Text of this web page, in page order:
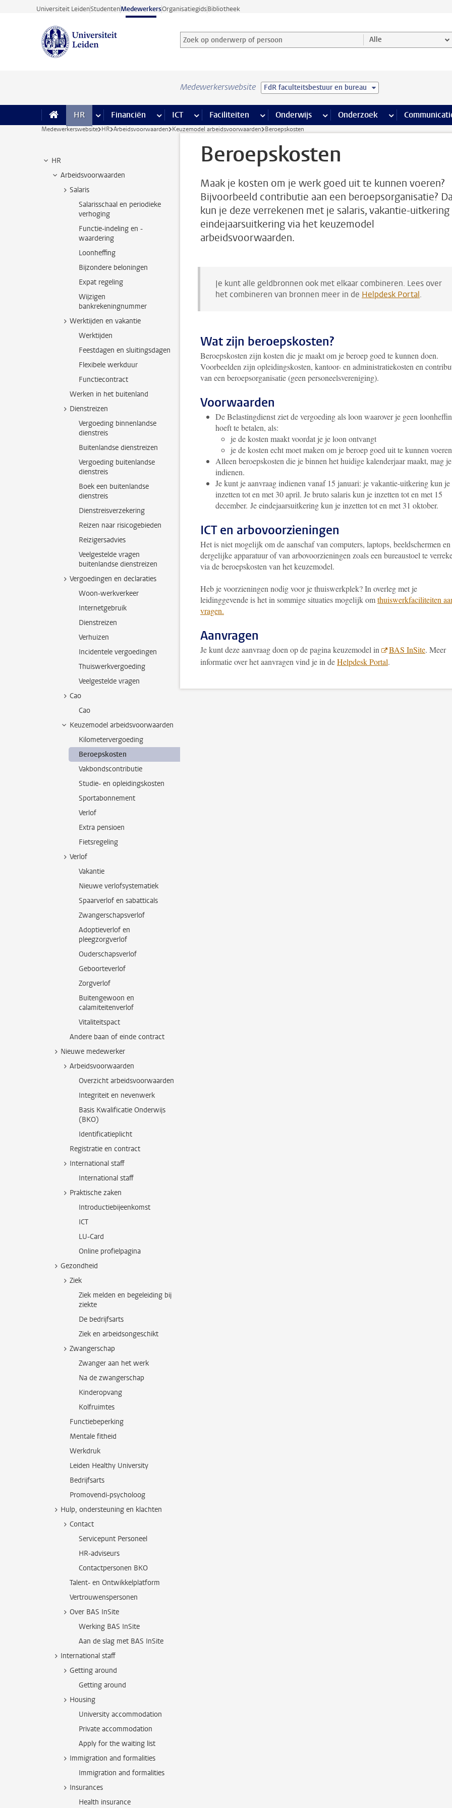
Ga direct naar de inhoud
Universiteit LeidenStudentenMedewerkersOrganisatiegidsBibliotheek
Zoek op onderwerp of persoon en selecteer categorie
Zoekterm Alle
Medewerkerswebsite FdR faculteitsbestuur en bureau
HR meer HR pagina’s
Financiën meer Financiën pagina’s
ICT meer ICT pagina’s
Faciliteiten meer Faciliteiten pagina’s
Onderwijs meer Onderwijs pagina’s
Onderzoek meer Onderzoek
Medewerkerswebsite HR Arbeidsvoorwaarden Keuzemodel arbeidsvoorwaarden Beroepskosten
HR
Arbeidsvoorwaarden
Salaris
Salarisschaal en periodieke
verhoging
Functie-indeling en -
waardering
Loonheffing
Bijzondere beloningen
Expat regeling
Wijzigen
bankrekeningnummer
Werktijden en vakantie
Werktijden
Feestdagen en sluitingsdagen
Flexibele werkduur
Functiecontract
Werken in het buitenland
Dienstreizen
Vergoeding binnenlandse
dienstreis
Buitenlandse dienstreizen
Vergoeding buitenlandse
dienstreis
Boek een buitenlandse
dienstreis
Dienstreisverzekering
Reizen naar risicogebieden
Reizigersadvies
Veelgestelde vragen
buitenlandse dienstreizen
Vergoedingen en declaraties
Woon-werkverkeer
Internetgebruik
Dienstreizen
Verhuizen
Incidentele vergoedingen
Thuiswerkvergoeding
Veelgestelde vragen
Cao
Cao
Keuzemodel arbeidsvoorwaarden
Kilometervergoeding
Beroepskosten
Vakbondscontributie
Studie- en opleidingskosten
Sportabonnement
Verlof
Extra pensioen
Fietsregeling
Verlof
Vakantie
Nieuwe verlofsystematiek
Spaarverlof en sabatticals
Zwangerschapsverlof
Adoptieverlof en
pleegzorgverlof
Ouderschapsverlof
Geboorteverlof
Zorgverlof
Buitengewoon en
calamiteitenverlof
Vitaliteitspact
Andere baan of einde contract
Nieuwe medewerker
Arbeidsvoorwaarden
Overzicht arbeidsvoorwaarden
Integriteit en nevenwerk
Basis Kwalificatie Onderwijs
(BKO)
Identificatieplicht
Registratie en contract
International staff
International staff
Praktische zaken
Introductiebijeenkomst
ICT
LU-Card
Online profielpagina
Gezondheid
Ziek
Ziek melden en begeleiding bij
ziekte
De bedrijfsarts
Ziek en arbeidsongeschikt
Zwangerschap
Zwanger aan het werk
Na de zwangerschap
Kinderopvang
Kolfruimtes
Functiebeperking
Mentale fitheid
Werkdruk
Leiden Healthy University
Bedrijfsarts
Promovendi-psycholoog
Hulp, ondersteuning en klachten
Contact
Servicepunt Personeel
HR-adviseurs
Contactpersonen BKO
Talent- en Ontwikkelplatform
Vertrouwenspersonen
Over BAS InSite
Werking BAS InSite
Aan de slag met BAS InSite
International staff
Getting around
Getting around
Housing
University accommodation
Private accommodation
Apply for the waiting list
Immigration and formalities
Immigration and formalities
Insurances
Health insurance
Beroepskosten
Maak je kosten om je werk goed uit te kunnen voeren?
Bijvoorbeeld contributie aan een beroepsorganisatie?
kun je deze verrekenen met je salaris, vakantie-
eindejaarsuitkering via het keuzemodel
arbeidsvoorwaarden.
Je kunt alle geldbronnen ook met elkaar combineren. Lees over
het combineren van bronnen meer in de Helpdesk Portal.
Wat zijn beroepskosten?
Beroepskosten zijn kosten die je maakt om je beroep goed te kunnen doen.
Voorbeelden zijn opleidingskosten, kantoor- en administratiekosten en
van een beroepsorganisatie (geen personeelsvereniging).
Voorwaarden
De Belastingdienst ziet de vergoeding als loon waarover je geen
hoeft te betalen, als:
je de kosten maakt voordat je je loon ontvangt
je de kosten echt moet maken om je beroep goed uit te kunnen
Alleen beroepskosten die je binnen het huidige kalenderjaar maakt, mag je
indienen.
Je kunt je aanvraag indienen vanaf 15 januari: je vakantie-uitkering kun je
inzetten tot en met 30 april. Je bruto salaris kun je inzetten tot en met 15
december. Je eindejaarsuitkering kun je inzetten tot en met 31 oktober.
ICT en arbovoorzieningen
Het is niet mogelijk om de aanschaf van computers, laptops, beeldschermen en
dergelijke apparatuur of van arbovoorzieningen zoals een bureaustoel te
via de beroepskosten van het keuzemodel.
Heb je voorzieningen nodig voor je thuiswerkplek? In overleg met je
leidinggevende is het in sommige situaties mogelijk omthuiswerkfaciliteiten
vragen.
Aanvragen
Je kunt deze aanvraag doen op de pagina keuzemodel in BAS InSite. Meer
informatie over het aanvragen vind je in deHelpdesk Portal.